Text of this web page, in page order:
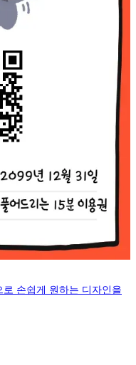
손쉽게 원하는 디자인을